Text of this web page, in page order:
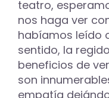
teatro,
nos haga ver
habíamos leído
sentido, la
beneficios de
son
empatía